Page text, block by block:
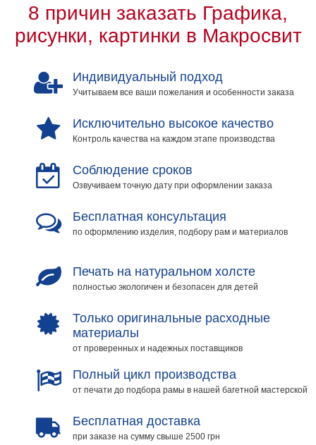
8 причин заказать Графика,
рисунки, картинки в Макросвит
Индивидуальный подход
Учитываем все ваши пожелания и особенности заказа
Исключительно высокое качество
Контроль качества на каждом этапе производства
Соблюдение сроков
Озвучиваем точную дату при оформлении заказа
Бесплатная консультация
по оформлению изделия, подбору рам и материалов
Печать на натуральном холсте
полностью экологичен и безопасен для детей
Только оригинальные расходные
материалы
от проверенных и надежных поставщиков
Полный цикл производства
от печати до подбора рамы в нашей багетной мастерской
Бесплатная доставка
при заказе на сумму свыше 2500 грн